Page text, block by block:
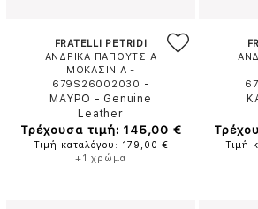
FRATELLI PETRIDI
ΑΝΔΡΙΚΑ ΠΑΠΟΥΤΣΙΑ
ΜΟΚΑΣΙΝΙΑ -
679S26002030 -
ΜΑΥΡΟ - Genuine
Leather
Τρέχουσα τιμή: 145,00 €
Τιμή καταλόγου: 179,00 €
+1 χρώμα
Τιμή